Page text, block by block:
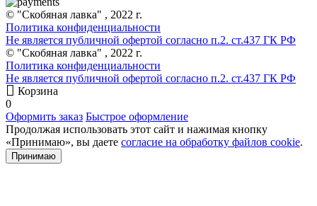
© "Скобяная лавка" , 2022 г.
Политика конфиденциальности
Не является публичной офертой согласно п.2. ст.437 ГК РФ
© "Скобяная лавка" , 2022 г.
Политика конфиденциальности
Не является публичной офертой согласно п.2. ст.437 ГК РФ
Корзина
0
Оформить заказ Быстрое оформление
Продолжая использовать этот сайт и нажимая кнопку
«Принимаю», вы даете согласие на обработку файлов cookie.
Принимаю